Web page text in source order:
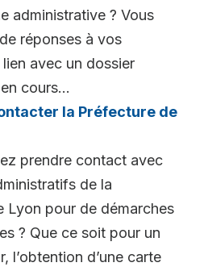
administrative ? Vous
réponses à vos
avec un dossier
cours...
la Préfecture de
prendre contact avec
de la
Lyon pour de démarches
? Que ce soit pour un
l’obtention d’une carte